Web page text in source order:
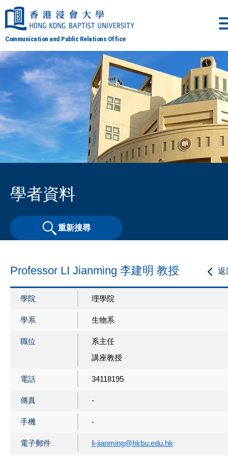
Communication and Public Relations Office
學者資料
重新搜尋
返
Professor LI Jianming 李建明 教授
學院 理學院
學系 生物系
職位
系主任
講座教授
電話 34118195
傳真 -
手機 -
電子郵件 li-jianming@hkbu.edu.hk